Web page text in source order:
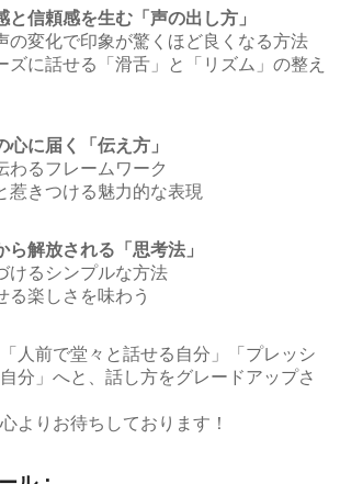
と信頼感を生む「声の出し方」
の変化で印象が驚くほど良くなる方法
ズに話せる「滑舌」と「リズム」の整え
心に届く「伝え方」
わるフレームワーク
惹きつける魅力的な表現
ら解放される「思考法」
けるシンプルな方法
る楽しさを味わう
人前で堂々と話せる自分」「プレッシ
分」へと、話し方をグレードアップさ
よりお待ちしております！